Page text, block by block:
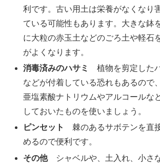
利です。古い用土は栄養がなくなり
ている可能性もあります。大きな鉢
に大粒の赤玉土などのごろ土や軽石
がよくなります。
消毒済みのハサミ
植物を剪定した
などが付着している恐れもあるので
亜塩素酸ナトリウムやアルコールな
しておいたものを使いましょう。
ピンセット
棘のあるサボテンを直
めるので便利です。
その他シャベルや、土入れ、小さ